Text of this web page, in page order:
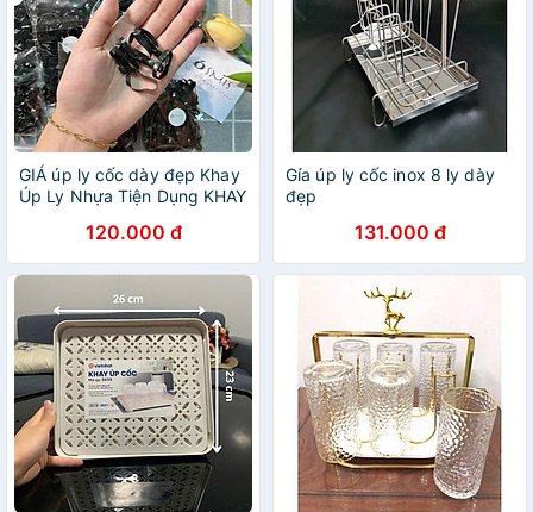
GIÁ úp ly cốc dày đẹp Khay
Úp Ly Nhựa Tiện Dụng KHAY
120.000 đ
Gía úp ly cốc inox 8 ly dày
đẹp
131.000 đ